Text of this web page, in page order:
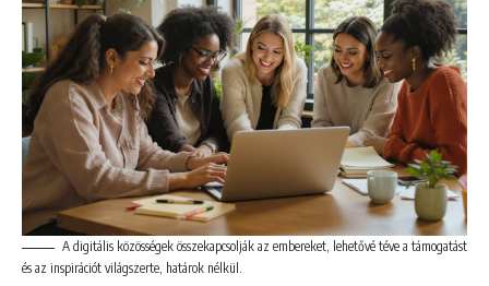
A digitális közösségek összekapcsolják az embereket, lehetővé téve a támogatást
és az inspirációt világszerte, határok nélkül.